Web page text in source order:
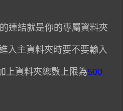
連結就是你的專屬資料夾
入主資料夾時要不要輸入
上資料夾總數上限為500